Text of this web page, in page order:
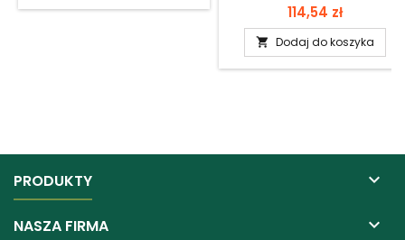
Cena
114,54 zł
 Dodaj do koszyka
PRODUKTY 
NASZA FIRMA 